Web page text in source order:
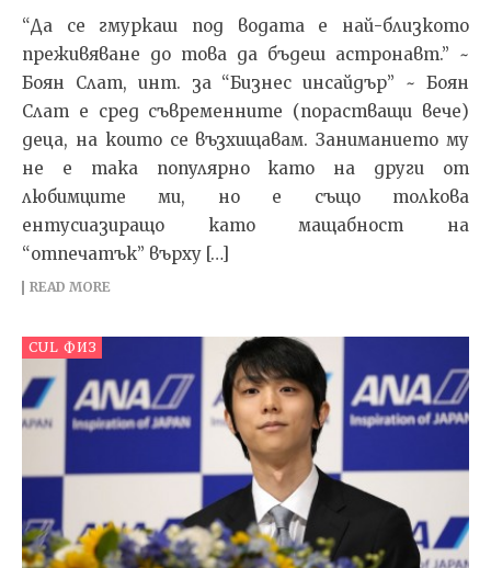
“Да се гмуркаш под водата е най-близкото
преживяване до това да бъдеш астронавт.” ~
Боян Слат, инт. за “Бизнес инсайдър” ~ Боян
Слат е сред съвременните (порастващи вече)
деца, на които се възхищавам. Заниманието му
не е така популярно като на други от
любимците ми, но е също толкова
ентусиазиращо като мащабност на
“отпечатък” върху […]
READ MORE
CUL ФИЗ